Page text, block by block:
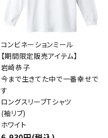
コンビネーションミール
【期間限定販売アイテム】
岩崎恭子
今まで生きてた中で一番幸せで
す
ロングスリーブTシャツ
(袖リブ)
ホワイト